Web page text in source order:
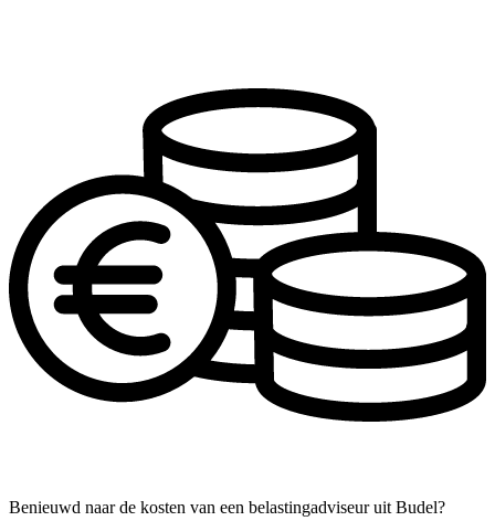
Benieuwd naar de kosten van een belastingadviseur uit Budel?